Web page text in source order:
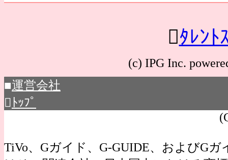
ﾀﾚﾝﾄ
(c) IPG Inc.
■運営会社
 ﾄｯﾌﾟ
TiVo、Gガイド、G-GUIDE、およびG